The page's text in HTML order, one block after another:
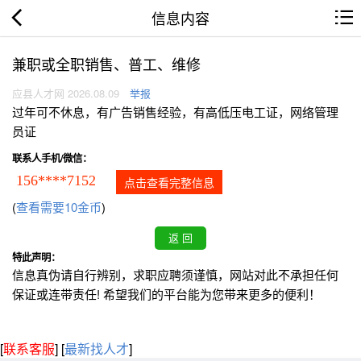
信息内容
兼职或全职销售、普工、维修
应县人才网 2026.08.09 举报
过年可不休息，有广告销售经验，有高低压电工证，网络管理
员证
联系人手机/微信：
156****7152 点击查看完整信息
(查看需要10金币)
特此声明：
信息真伪请自行辨别，求职应聘须谨慎，网站对此不承担任何
保证或连带责任! 希望我们的平台能为您带来更多的便利！
[联系客服] [最新找人才]